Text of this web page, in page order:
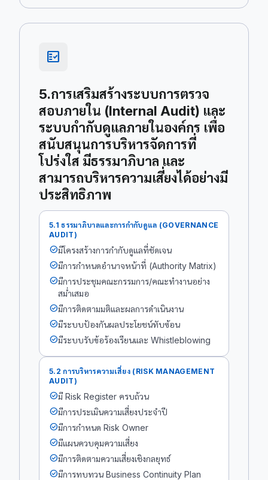
fact_check
5.การเสริมสร้างระบบการตรวจ
สอบภายใน (Internal Audit) และ
ระบบกำกับดูแลภายในองค์กร เพื่อ
สนับสนุนการบริหารจัดการที่
โปร่งใส มีธรรมาภิบาล และ
สามารถบริหารความเสี่ยงได้อย่างมี
ประสิทธิภาพ
5.1 ธรรมาภิบาลและการกำกับดูแล (GOVERNANCE
AUDIT)
check_circleมีโครงสร้างการกำกับดูแลที่ชัดเจน
check_circleมีการกำหนดอำนาจหน้าที่ (Authority Matrix)
check_circleมีการประชุมคณะกรรมการ/คณะทำงานอย่าง
สม่ำเสมอ
check_circleมีการติดตามมติและผลการดำเนินงาน
check_circleมีระบบป้องกันผลประโยชน์ทับซ้อน
check_circleมีระบบรับข้อร้องเรียนและ Whistleblowing
5.2 การบริหารความเสี่ยง (RISK MANAGEMENT
AUDIT)
check_circleมี Risk Register ครบถ้วน
check_circleมีการประเมินความเสี่ยงประจำปี
check_circleมีการกำหนด Risk Owner
check_circleมีแผนควบคุมความเสี่ยง
check_circleมีการติดตามความเสี่ยงเชิงกลยุทธ์
check_circleมีการทบทวน Business Continuity Plan